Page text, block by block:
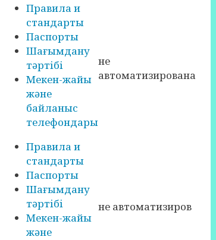
Правила и
стандарты
Паспорты
Шағымдану
тәртібі
Мекен-жайы
және
байланыс
телефондары
не
автоматизирована
Правила и
стандарты
Паспорты
Шағымдану
тәртібі
Мекен-жайы
және
не автоматизиров